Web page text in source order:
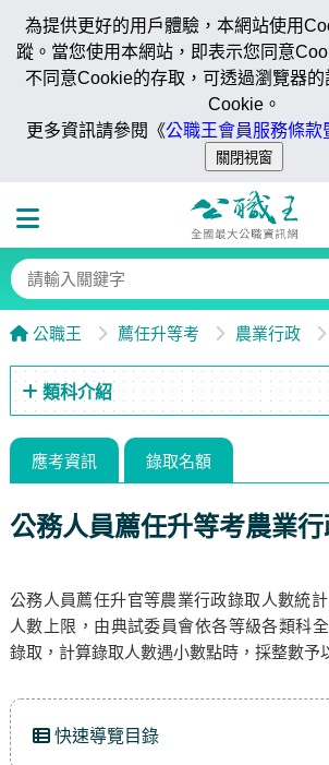
為提供更好的用戶體驗，本網站使用
蹤。當您使用本網站，即表示您同意
不同意Cookie的存取，可透過瀏覽器
Cookie。
更多資訊請參閱《公職王會員服務條款
公職王 薦任升等考 農業行政
類科介紹
應考資訊 錄取名額
公務人員薦任升等考農業
公務人員薦任升官等農業行政錄取人數統
人數上限，由典試委員會依各等級各類科
錄取，計算錄取人數遇小數點時，採整數予
快速導覽目錄